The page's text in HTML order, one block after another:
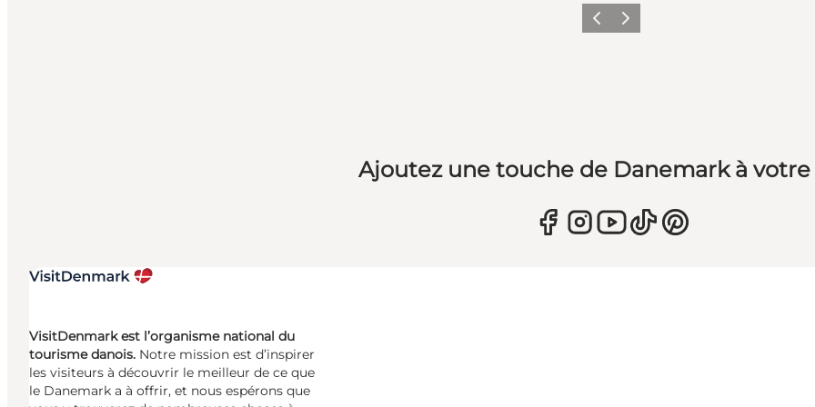
PrécédentSuivant
Ajoutez une touche de Danemark à
VisitDenmark est l’organisme national du
tourisme danois. Notre mission est d’inspirer
les visiteurs à découvrir le meilleur de ce que
le Danemark a à offrir, et nous espérons que